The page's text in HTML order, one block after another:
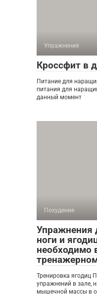
Упражнения
Кроссфит в
Питание для
питания для
данный момент
Похудение
Упражнения
ноги и
необходимо
Тренировка ягодиц
упражнений в зале,
мышечной массы в